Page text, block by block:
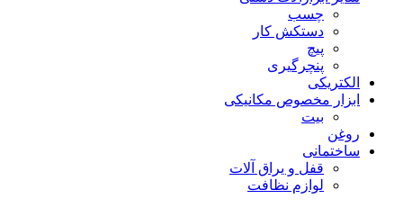
چسب
دستکش کار
پیچ
پنچرگیری
الکتریکی
ابزار مخصوص مکانیکی
بیت
روغن
ساختمانی
قفل و یراق آلات
لوازم نظافت